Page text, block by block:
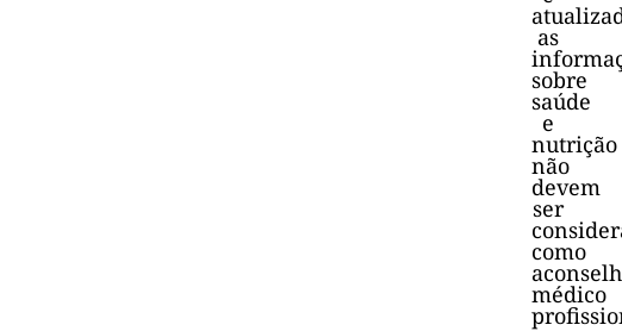
as
sobre
saúde
e
nutrição
não
devem
ser
como
médico